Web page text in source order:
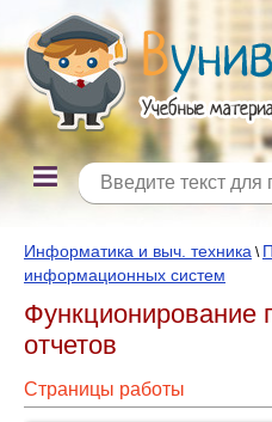
Информатика и выч. техника \
информационных систем
Функционирование
отчетов
Страницы работы